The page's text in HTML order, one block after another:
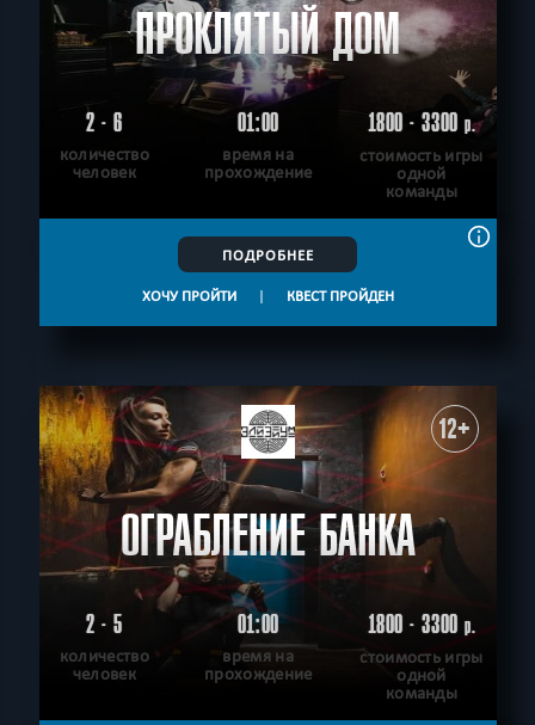
ПРОКЛЯТЫЙ ДОМ
2 - 6
количество
человек
01:00
время на
прохождение
1800 - 3300р.
стоимость игры
одной
команды
ПОДРОБНЕЕ
ХОЧУ ПРОЙТИ | КВЕСТ ПРОЙДЕН
12+
ОГРАБЛЕНИЕ БАНКА
2 - 5
количество
человек
01:00
время на
прохождение
1800 - 3300р.
стоимость игры
одной
команды